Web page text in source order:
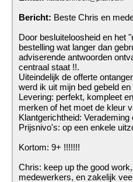
Bericht: Beste Chris en
Door besluiteloosheid en het
bestelling wat langer dan
adviserende antwoorden
centraal staat !!.
Uiteindelijk de offerte
werd ik uit mijn bed gebeld
Levering: perfekt, kompleet
merken of het moet de kleur
Klantgerichtheid:
Prijsnivo's: op een enkele
Kortom: 9+ !!!!!!!
Chris: keep up the good
medewerkers, en zakelijk